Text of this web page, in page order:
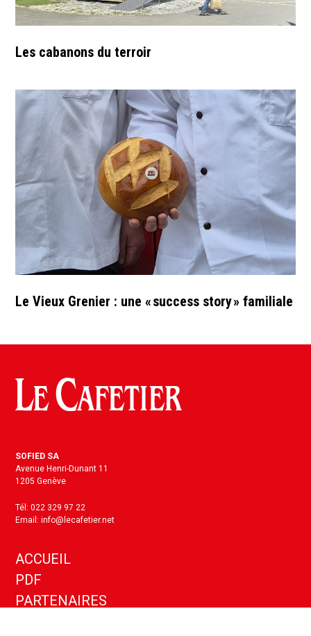
Les cabanons du terroir
Le Vieux Grenier : une « success story » familiale
SOFIED SA
Avenue Henri-Dunant 11
1205 Genève
Tél: 022 329 97 22
Email: info@lecafetier.net
ACCUEIL
PDF
PARTENAIRES